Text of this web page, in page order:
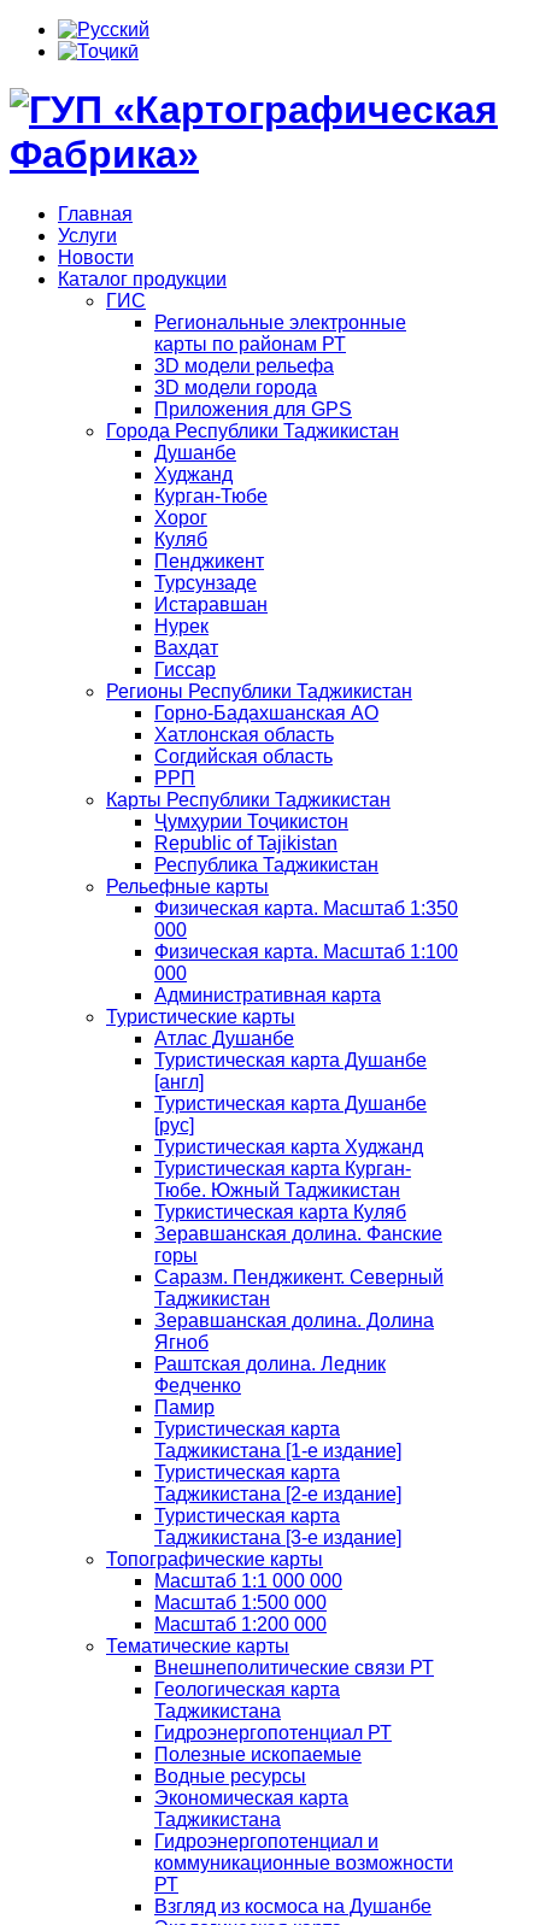
Главная
Услуги
Новости
Каталог продукции
ГИС
Региональные электронные
карты по районам РТ
3D модели рельефа
3D модели города
Приложения для GPS
Города Республики Таджикистан
Душанбе
Худжанд
Курган-Тюбе
Хорог
Куляб
Пенджикент
Турсунзаде
Истаравшан
Нурек
Вахдат
Гиссар
Регионы Республики Таджикистан
Горно-Бадахшанская АО
Хатлонская область
Согдийская область
РРП
Карты Республики Таджикистан
Ҷумҳурии Тоҷикистон
Republic of Tajikistan
Республика Таджикистан
Рельефные карты
Физическая карта. Масштаб 1:350
000
Физическая карта. Масштаб 1:100
000
Административная карта
Туристические карты
Атлас Душанбе
Туристическая карта Душанбе
[англ]
Туристическая карта Душанбе
[рус]
Туристическая карта Худжанд
Туристическая карта Курган-
Тюбе. Южный Таджикистан
Туркистическая карта Куляб
Зеравшанская долина. Фанские
горы
Саразм. Пенджикент. Северный
Таджикистан
Зеравшанская долина. Долина
Ягноб
Раштская долина. Ледник
Федченко
Памир
Туристическая карта
Таджикистана [1-е издание]
Туристическая карта
Таджикистана [2-е издание]
Туристическая карта
Таджикистана [3-е издание]
Топографические карты
Масштаб 1:1 000 000
Масштаб 1:500 000
Масштаб 1:200 000
Тематические карты
Внешнеполитические связи РТ
Геологическая карта
Таджикистана
Гидроэнергопотенциал РТ
Полезные ископаемые
Водные ресурсы
Экономическая карта
Таджикистана
Гидроэнергопотенциал и
коммуникационные возможности
РТ
Взгляд из космоса на Душанбе